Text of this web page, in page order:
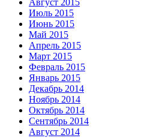
Июль 2015
Июнь 2015
Май 2015
Апрель 2015
Март 2015
Февраль 2015
Январь 2015
Декабрь 2014
Ноябрь 2014
Октябрь 2014
Сентябрь 2014
Август 2014